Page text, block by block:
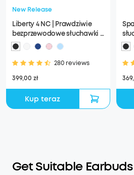
New Release
Liberty 4 NC | Prawdziwie
bezprzewodowe słuchawki z
redukcją szumów
280 reviews
399,00 zł
Kup teraz
Get Suitable